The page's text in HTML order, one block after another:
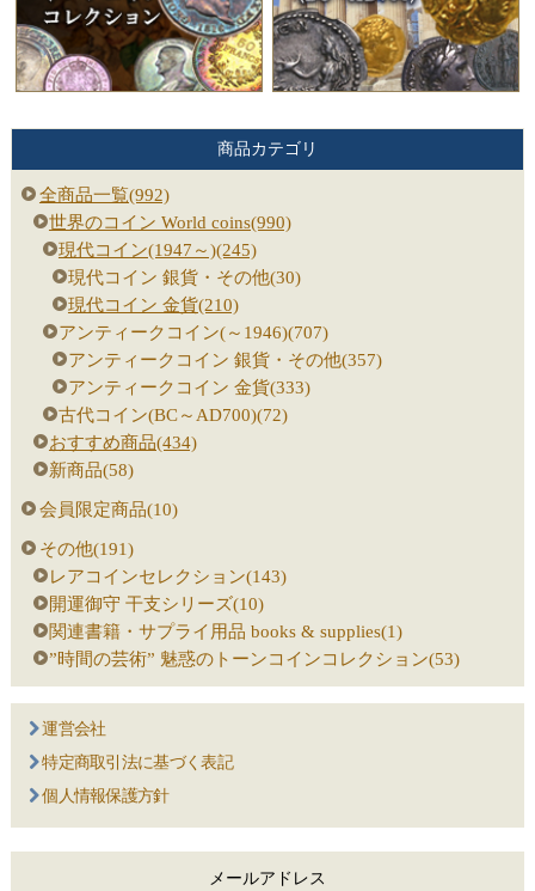
商品カテゴリ
全商品一覧(992)
世界のコイン World coins(990)
現代コイン(1947～)(245)
現代コイン 銀貨・その他(30)
現代コイン 金貨(210)
アンティークコイン(～1946)(707)
アンティークコイン 銀貨・その他(357)
アンティークコイン 金貨(333)
古代コイン(BC～AD700)(72)
おすすめ商品(434)
新商品(58)
会員限定商品(10)
その他(191)
レアコインセレクション(143)
開運御守 干支シリーズ(10)
関連書籍・サプライ用品 books & supplies(1)
”時間の芸術” 魅惑のトーンコインコレクション(53)
運営会社
特定商取引法に基づく表記
個人情報保護方針
メールアドレス